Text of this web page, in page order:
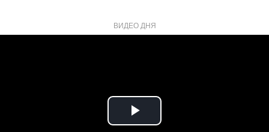
ВИДЕО ДНЯ
Play